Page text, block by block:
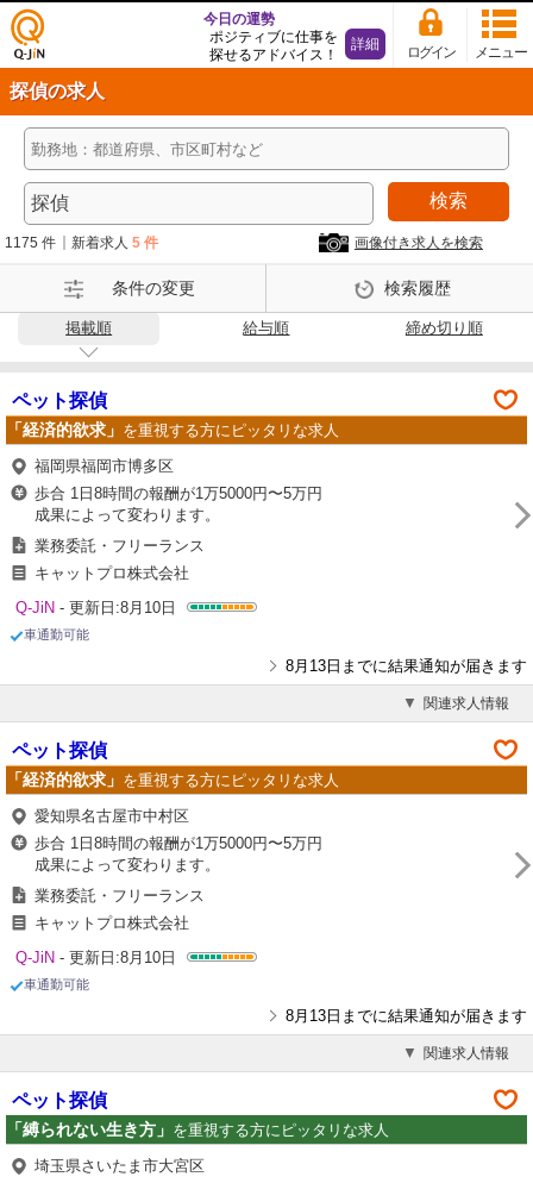
仕事
探し
の求
人サ
イト
Q-Ji
メニュー
ログイン
今日の運勢
ポジティブに仕事を
探せるアドバイス！
詳細
探偵の求人
検索
1175 件 新着求人 5 件 画像付き求人を検索
条件の変更 検索履歴
掲載順 給与順 締め切り順
ペット探偵
「経済的欲求」 を重視する方にピッタリな求人
福岡県福岡市博多区
歩合 1日8時間の報酬が1万5000円〜5万円
成果によって変わります。
業務委託・フリーランス
キャットプロ株式会社
Q-JiN - 更新日:8月10日
車通勤可能
8月13日までに結果通知が届きます
関連求人情報
ペット探偵
「経済的欲求」 を重視する方にピッタリな求人
愛知県名古屋市中村区
歩合 1日8時間の報酬が1万5000円〜5万円
成果によって変わります。
業務委託・フリーランス
キャットプロ株式会社
Q-JiN - 更新日:8月10日
車通勤可能
8月13日までに結果通知が届きます
関連求人情報
ペット探偵
「縛られない生き方」 を重視する方にピッタリな求人
埼玉県さいたま市大宮区